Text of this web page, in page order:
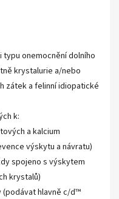
onemocnění dolního
krystalurie a/nebo
zátek a felinní idiopatické
k:
a kalcium
výskytu a návratu)
spojeno s výskytem
krystalů)
hlavně c/d™